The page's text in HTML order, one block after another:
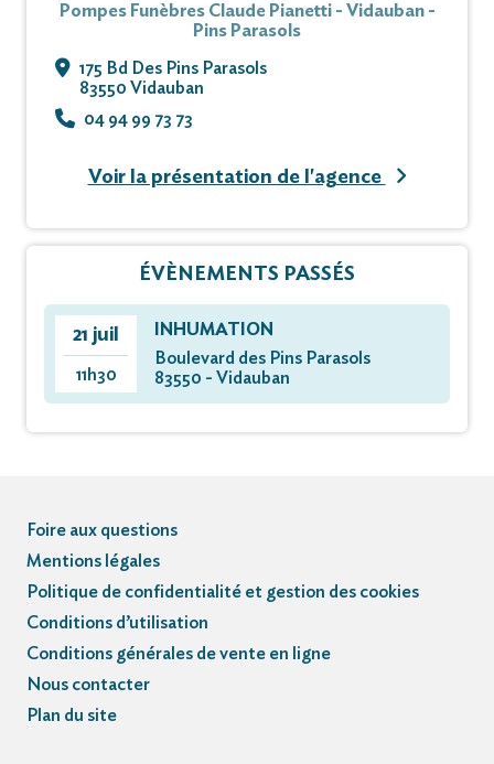
Pompes Funèbres Claude Pianetti - Vidauban -
Pins Parasols
175 Bd Des Pins Parasols
83550 Vidauban
04 94 99 73 73
Voir la présentation de l'agence
ÉVÈNEMENTS PASSÉS
21 juil
11h30
INHUMATION
Boulevard des Pins Parasols
83550 - Vidauban
Foire aux questions
Mentions légales
Politique de confidentialité et gestion des cookies
Conditions d’utilisation
Conditions générales de vente en ligne
Nous contacter
Plan du site